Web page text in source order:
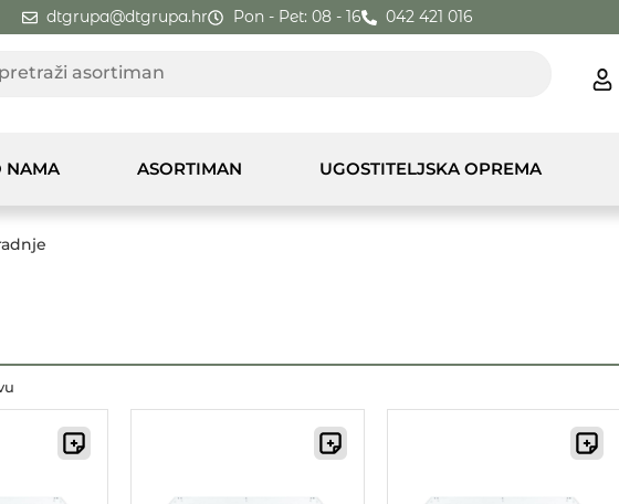
dtgrupa@dtgrupa.hr Pon - Pet: 08 - 16 042 421 016
NAMA ASORTIMAN UGOSTITELJSKA OPREMA